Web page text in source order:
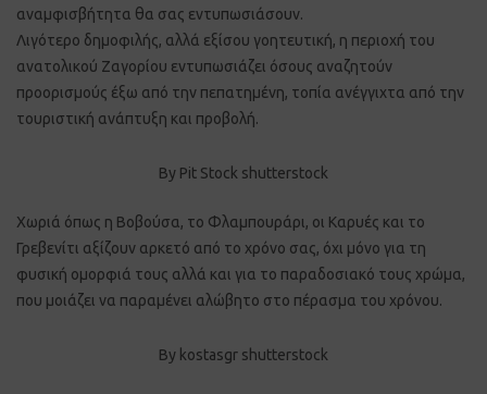
αναμφισβήτητα θα σας εντυπωσιάσουν.
Λιγότερο δημοφιλής, αλλά εξίσου γοητευτική, η περιοχή του
ανατολικού Ζαγορίου εντυπωσιάζει όσους αναζητούν
προορισμούς έξω από την πεπατημένη, τοπία ανέγγιχτα από την
τουριστική ανάπτυξη και προβολή.
By Pit Stock shutterstock
Χωριά όπως η Βοβούσα, το Φλαμπουράρι, οι Καρυές και το
Γρεβενίτι αξίζουν αρκετό από το χρόνο σας, όχι μόνο για τη
φυσική ομορφιά τους αλλά και για το παραδοσιακό τους χρώμα,
που μοιάζει να παραμένει αλώβητο στο πέρασμα του χρόνου.
By kostasgr shutterstock